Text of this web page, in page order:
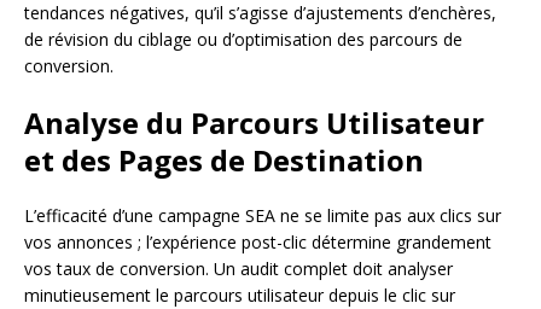
tendances négatives, qu’il s’agisse d’ajustements d’enchères,
de révision du ciblage ou d’optimisation des parcours de
conversion.
Analyse du Parcours Utilisateur
et des Pages de Destination
L’efficacité d’une campagne SEA ne se limite pas aux clics sur
vos annonces ; l’expérience post-clic détermine grandement
vos taux de conversion. Un audit complet doit analyser
minutieusement le parcours utilisateur depuis le clic sur